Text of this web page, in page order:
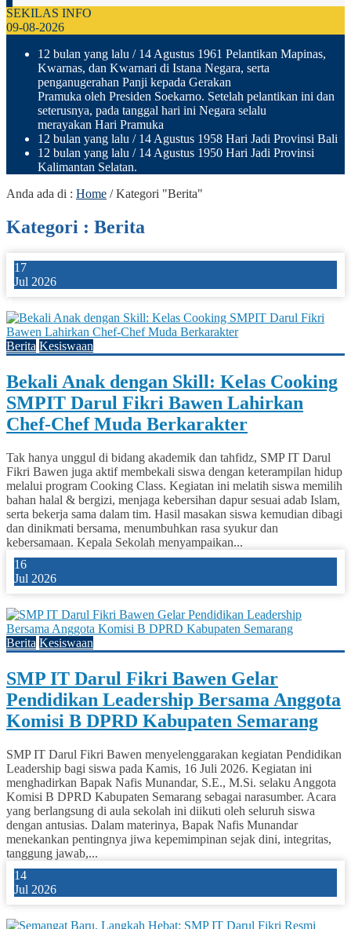
SEKILAS INFO
09-08-2026
12 bulan yang lalu / 14 Agustus 1961 Pelantikan Mapinas,
Kwarnas, dan Kwarnari di Istana Negara, serta
penganugerahan Panji kepada Gerakan
Pramuka oleh Presiden Soekarno. Setelah pelantikan ini dan
seterusnya, pada tanggal hari ini Negara selalu
merayakan Hari Pramuka
12 bulan yang lalu / 14 Agustus 1958 Hari Jadi Provinsi Bali
12 bulan yang lalu / 14 Agustus 1950 Hari Jadi Provinsi
Kalimantan Selatan.
Anda ada di : Home /Kategori "Berita"
Kategori : Berita
17
Jul 2026
Berita Kesiswaan
Bekali Anak dengan Skill: Kelas Cooking
SMPIT Darul Fikri Bawen Lahirkan
Chef-Chef Muda Berkarakter
Tak hanya unggul di bidang akademik dan tahfidz, SMP IT Darul
Fikri Bawen juga aktif membekali siswa dengan keterampilan hidup
melalui program Cooking Class. Kegiatan ini melatih siswa memilih
bahan halal & bergizi, menjaga kebersihan dapur sesuai adab Islam,
serta bekerja sama dalam tim. Hasil masakan siswa kemudian dibagi
dan dinikmati bersama, menumbuhkan rasa syukur dan
kebersamaan. Kepala Sekolah menyampaikan...
16
Jul 2026
Berita Kesiswaan
SMP IT Darul Fikri Bawen Gelar
Pendidikan Leadership Bersama Anggota
Komisi B DPRD Kabupaten Semarang
SMP IT Darul Fikri Bawen menyelenggarakan kegiatan Pendidikan
Leadership bagi siswa pada Kamis, 16 Juli 2026. Kegiatan ini
menghadirkan Bapak Nafis Munandar, S.E., M.Si. selaku Anggota
Komisi B DPRD Kabupaten Semarang sebagai narasumber. Acara
yang berlangsung di aula sekolah ini diikuti oleh seluruh siswa
dengan antusias. Dalam materinya, Bapak Nafis Munandar
menekankan pentingnya jiwa kepemimpinan sejak dini, integritas,
tanggung jawab,...
14
Jul 2026